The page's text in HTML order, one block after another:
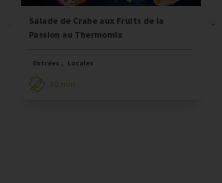
Salade de Crabe aux Fruits de la
Passion au Thermomix
Entrées , Locales
30 min